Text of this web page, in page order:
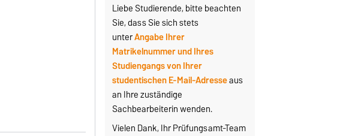
Liebe Studierende, bitte beachten
Sie, dass Sie sich stets
unterAngabe Ihrer
Matrikelnummer und Ihres
Studiengangs von Ihrer
studentischen E-Mail-Adresseaus
an Ihre zuständige
Sachbearbeiterin wenden.
Vielen Dank, Ihr Prüfungsamt-Team